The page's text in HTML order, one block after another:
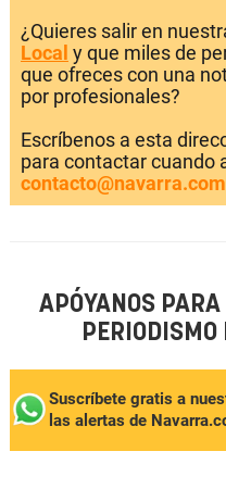
¿Quieres salir en
Local y que miles de
que ofreces con una
por profesionales?
Escríbenos a esta
para contactar cuando
contacto@navarra.com
APÓYANOS
Suscríbete gratis a
las alertas de